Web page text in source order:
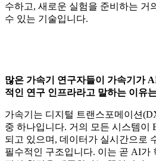
수하고, 새로운 실험을 준비하는 거
수 있는 기술입니다.
많은 가속기 연구자들이 가속기가
적인 연구 인프라라고 말하는 이유
가속기는 디지털 트랜스포메이션
중 하나입니다. 거의 모든 시스템이
되고 있으며, 데이터가 실시간으로
필수적인 구조입니다. 이는 곧 AI가